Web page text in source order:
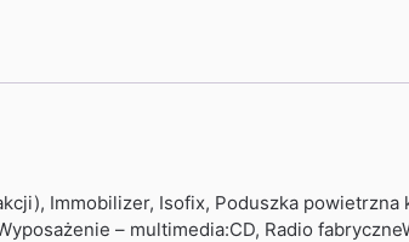
Immobilizer, Isofix, Poduszka
– multimedia:CD, Radio